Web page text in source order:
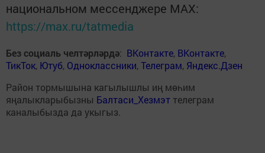
национальном мессенджере MАХ:
https://max.ru/tatmedia
Без социаль челтәрләрдә: ВКонтакте, ВКонтакте,
ТикТок, Ютуб, Одноклассники,Телеграм, Яндекс.Дзен
Район тормышына кагылышлы иң мөһим
яңалыкларыбызны Балтаси_Хезмэт телеграм
каналыбызда да укыгыз.